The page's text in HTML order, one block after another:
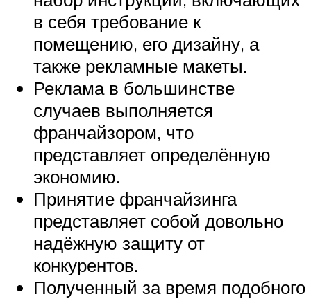
в себя требование к
помещению, его дизайну, а
также рекламные макеты.
Реклама в большинстве
случаев выполняется
франчайзором, что
представляет определённую
экономию.
Принятие франчайзинга
представляет собой довольно
надёжную защиту от
конкурентов.
Полученный за время подобного